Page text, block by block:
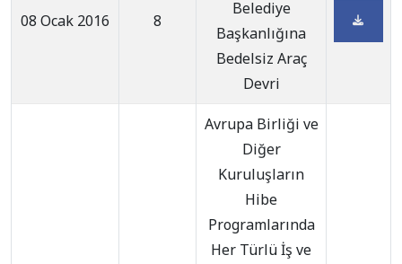
08 Ocak 2016 8
Belediye
Başkanlığına
Bedelsiz Araç
Devri
Avrupa Birliği ve
Diğer
Kuruluşların
Hibe
Programlarında
Her Türlü İş ve